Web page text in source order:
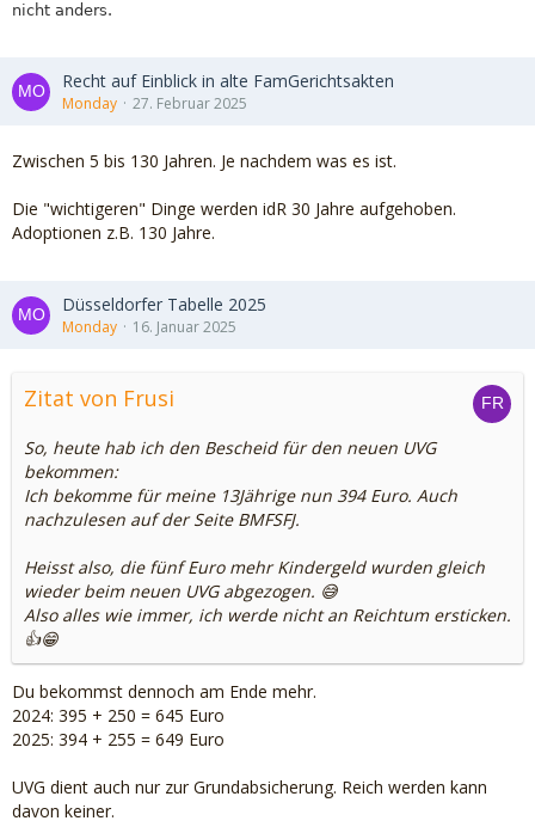
nicht anders.
Recht auf Einblick in alte FamGerichtsakten
Monday 27. Februar 2025
Zwischen 5 bis 130 Jahren. Je nachdem was es ist.
Die "wichtigeren" Dinge werden idR 30 Jahre aufgehoben.
Adoptionen z.B. 130 Jahre.
Düsseldorfer Tabelle 2025
Monday 16. Januar 2025
Zitat von Frusi
So, heute hab ich den Bescheid für den neuen UVG
bekommen:
Ich bekomme für meine 13Jährige nun 394 Euro. Auch
nachzulesen auf der Seite BMFSFJ.
Heisst also, die fünf Euro mehr Kindergeld wurden gleich
wieder beim neuen UVG abgezogen. 😅
Also alles wie immer, ich werde nicht an Reichtum ersticken.
👍😁
Du bekommst dennoch am Ende mehr.
2024: 395 + 250 = 645 Euro
2025: 394 + 255 = 649 Euro
UVG dient auch nur zur Grundabsicherung. Reich werden kann
davon keiner.